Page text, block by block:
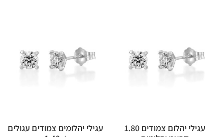
עגילי יהלום צמודים 1.80
עגילי יהלומים צמודים עגולים